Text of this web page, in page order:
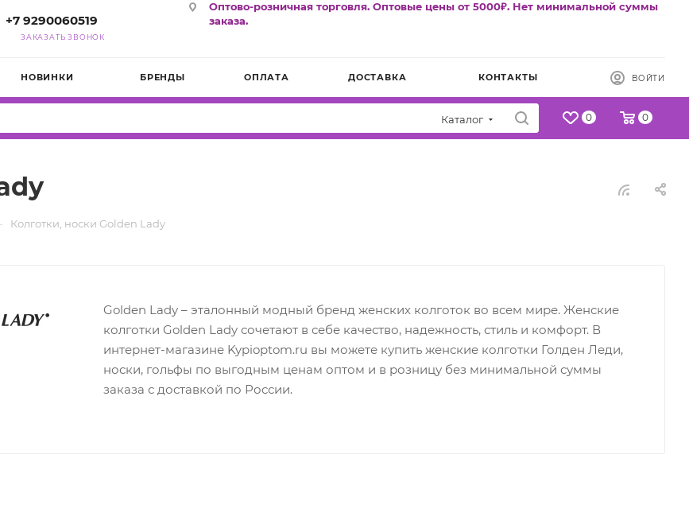
+7 9290060519
ЗАКАЗАТЬ ЗВОНОК
Оптово-розничная торговля. Оптовые цены от 5000₽. Нет минимальной суммы
заказа.
НОВИНКИ БРЕНДЫ ОПЛАТА ДОСТАВКА КОНТАКТЫ ВОЙТИ
Каталог 0 0
Колготки, носки Golden Lady
Golden Lady – эталонный модный бренд женских колготок во всем мире. Женские
колготки Golden Lady сочетают в себе качество, надежность, стиль и комфорт. В
интернет-магазине Kypioptom.ru вы можете купить женские колготки Голден Леди,
носки, гольфы по выгодным ценам оптом и в розницу без минимальной суммы
заказа с доставкой по России.